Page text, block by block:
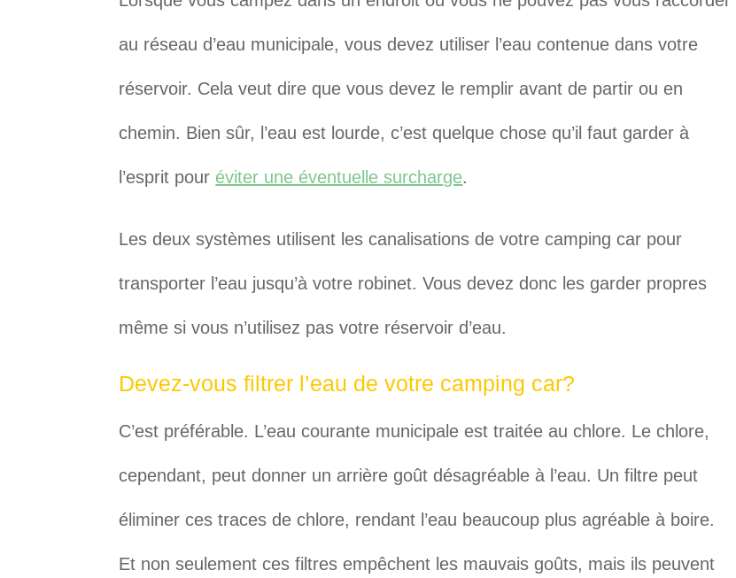
au réseau d’eau municipale, vous devez utiliser l’eau contenue dans votre
réservoir. Cela veut dire que vous devez le remplir avant de partir ou en
chemin. Bien sûr, l’eau est lourde, c’est quelque chose qu’il faut garder à
l’esprit pour éviter une éventuelle surcharge.
Les deux systèmes utilisent les canalisations de votre camping car pour
transporter l’eau jusqu’à votre robinet. Vous devez donc les garder propres
même si vous n’utilisez pas votre réservoir d’eau.
Devez-vous filtrer l’eau de votre camping car?
C’est préférable. L’eau courante municipale est traitée au chlore. Le chlore,
cependant, peut donner un arrière goût désagréable à l’eau. Un filtre peut
éliminer ces traces de chlore, rendant l’eau beaucoup plus agréable à boire.
Et non seulement ces filtres empêchent les mauvais goûts, mais ils peuvent